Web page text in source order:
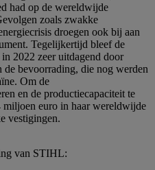
had op de wereldwijde
zoals zwakke
droegen ook bij aan
Tegelijkertijd bleef de
2022 zeer uitdagend door
de bevoorrading, die nog werden
Om de
en de productiecapaciteit te
euro in haar wereldwijde
vestigingen.
van STIHL: